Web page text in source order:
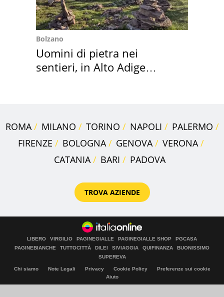
Bolzano
Uomini di pietra nei
sentieri, in Alto Adige
ROMA MILANO TORINO NAPOLI
PALERMO
FIRENZE
BOLOGNA GENOVA
VERONA
CATANIA
BARI PADOVA
TROVA AZIENDE
LIBERO VIRGILIO PAGINEGIALLE PAGINEGIALLE SHOP
PGCASA
PAGINEBIANCHE
TUTTOCITTÀ DILEI SIVIAGGIA QUIFINANZA
BUONISSIMO
SUPEREVA
Chi siamo Note Legali Privacy Cookie Policy
Preferenze sui cookie
Aiuto